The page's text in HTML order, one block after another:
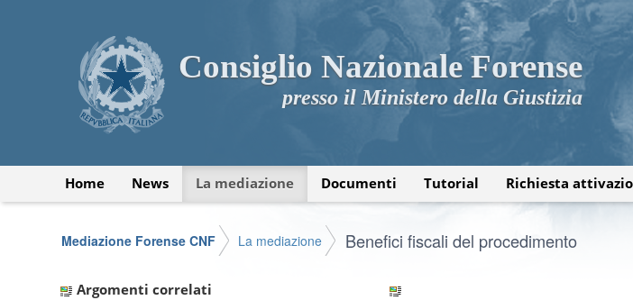
Consiglio Nazionale Forense
presso il Ministero della Giustizia
Home News La mediazione Documenti Tutorial Richiesta
Mediazione Forense CNF La mediazione Benefici fiscali del procedimento
Argomenti correlati